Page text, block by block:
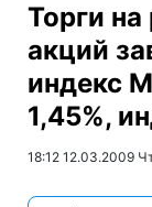
Торги
акций
индекс
1,45%,
18:12 12.03.2009